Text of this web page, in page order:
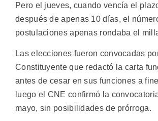
Pero el jueves, cuando vencía el
después de apenas 10 días, el
postulaciones apenas rondaba el
Las elecciones fueron convocadas
Constituyente que redactó la carta
antes de cesar en sus funciones a
luego el CNE confirmó la
mayo, sin posibilidades de prórroga.